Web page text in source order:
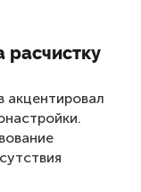
расчистку
акцентировал